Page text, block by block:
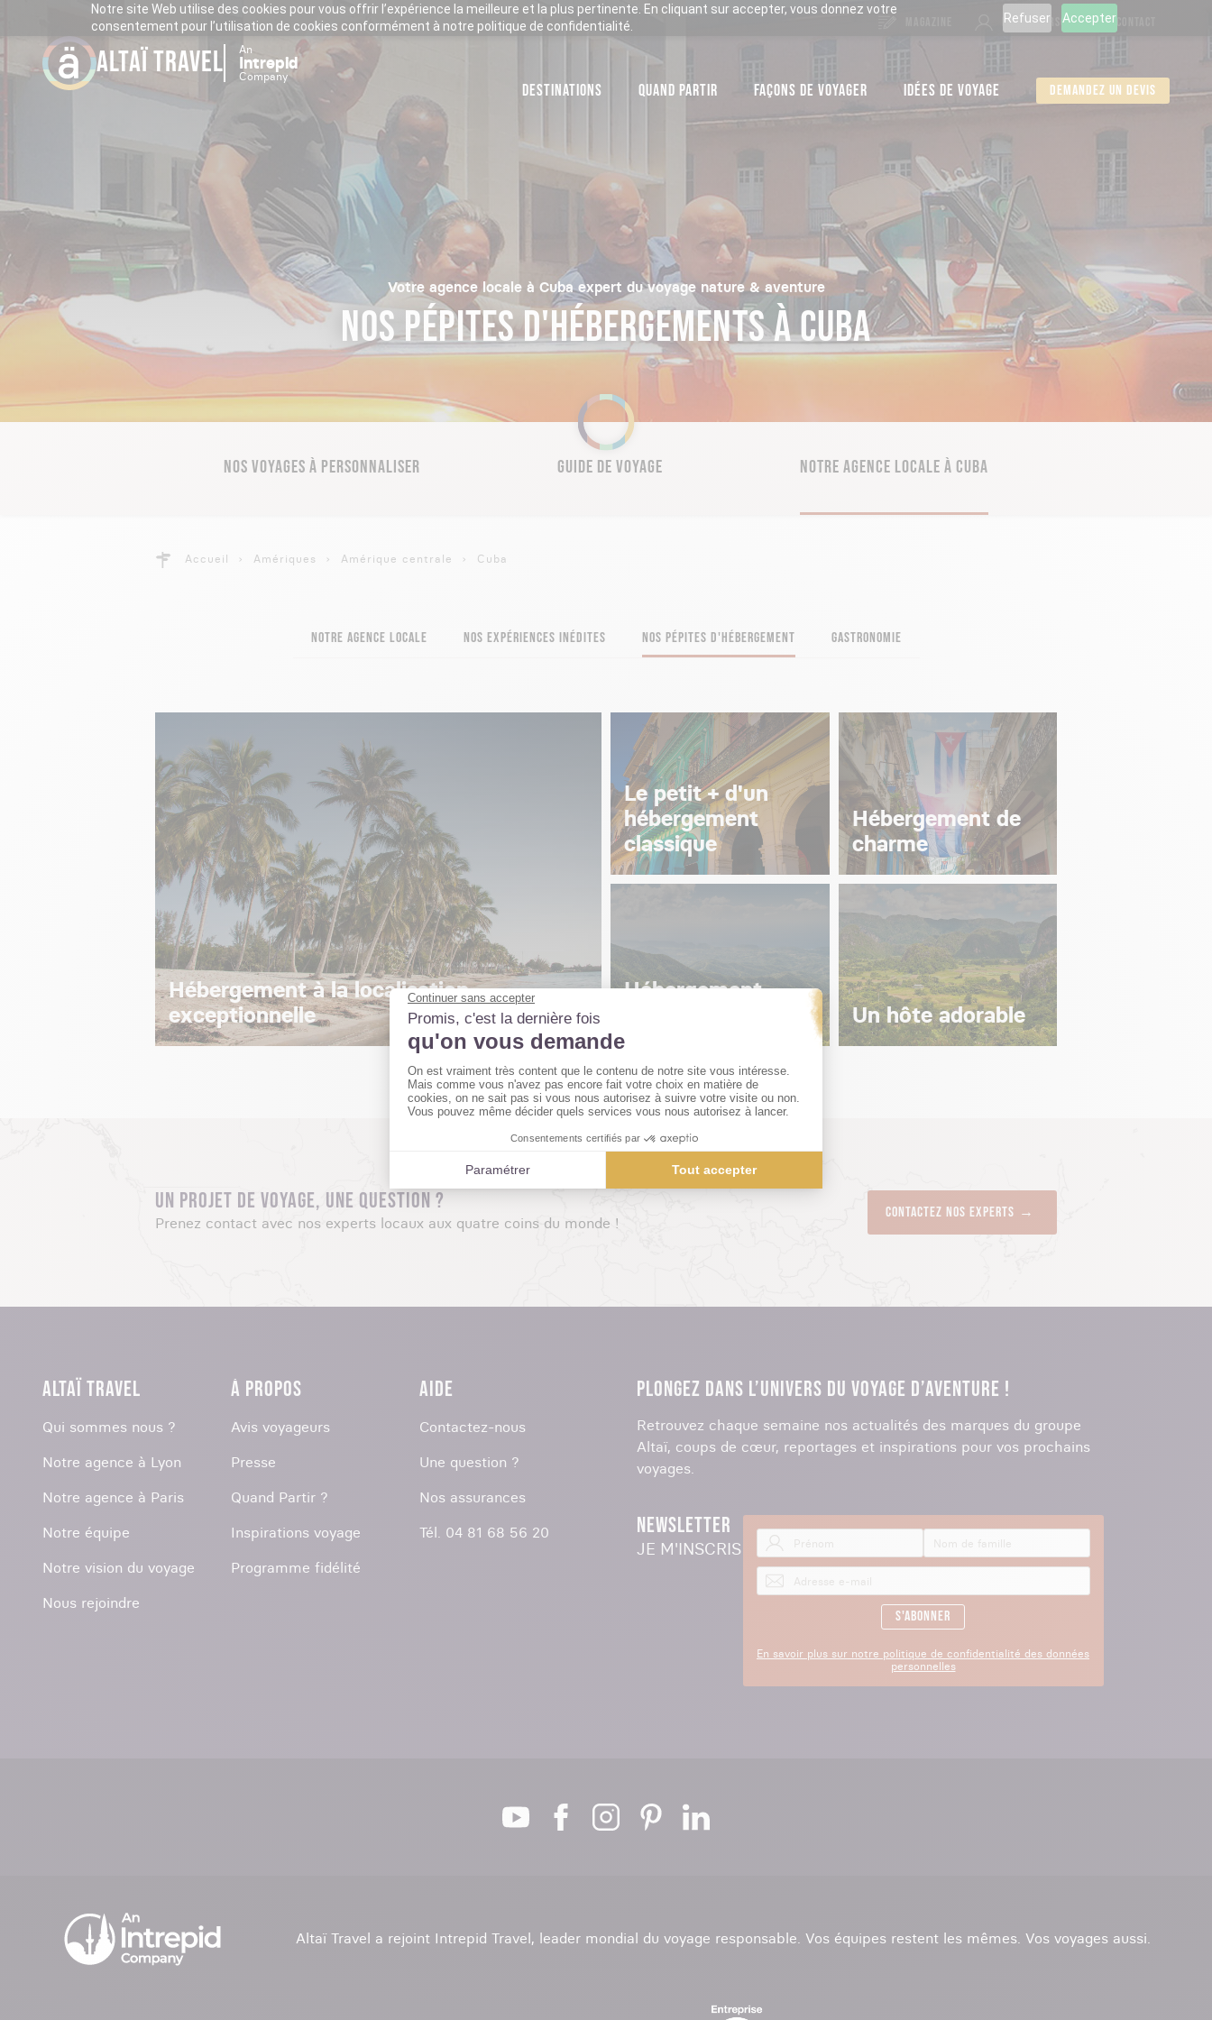
Notre site Web utilise des cookies pour vous offrir l’expérience la meilleure et la plus pertinente. En cliquant sur accepter, vous donnez votre
consentement pour l’utilisation de cookies conformément à notre politique de confidentialité.
Refuser Accepter
ALTAÏ TRAVEL An
Intrepid
Company
ESPACE PERSO
DESTINATIONS QUAND PARTIR FAÇONS DE VOYAGER IDÉES DE VOYAGE Demandez un devis
Votre agence locale à Cuba expert du voyage nature & aventure
NOS PÉPITES D'HÉBERGEMENTS À CUBA
NOS VOYAGES À PERSONNALISER GUIDE DE VOYAGE NOTRE AGENCE LOCALE À CUBA
Accueil Amériques Amérique centrale Cuba
NOTRE AGENCE LOCALE NOS EXPÉRIENCES INÉDITES NOS PÉPITES D'HÉBERGEMENT GASTRONOMIE
Hébergement à la localisation
exceptionnelle
Le petit + d'un
hébergement
classique
Hébergement de
charme
Hébergement
Un hôte adorable
UN PROJET DE VOYAGE, UNE QUESTION ?
Prenez contact avec nos experts locaux aux quatre coins du monde !
Contactez nos experts
ALTAÏ TRAVEL
Qui sommes nous ?
Notre agence à Lyon
Notre agence à Paris
Notre équipe
Notre vision du voyage
Nous rejoindre
À PROPOS
Avis voyageurs
Presse
Quand Partir ?
Inspirations voyage
Programme fidélité
AIDE
Contactez-nous
Une question ?
Nos assurances
Tél. 04 81 68 56 20
PLONGEZ DANS L’UNIVERS DU VOYAGE D’AVENTURE !
Retrouvez chaque semaine nos actualités des marques du groupe
Altaï, coups de cœur, reportages et inspirations pour vos prochains
voyages.
NEWSLETTER
JE M'INSCRIS
S'abonner
En savoir plus sur notre politique de confidentialité des données
personnelles
Altaï Travel a rejoint Intrepid Travel, leader mondial du voyage responsable. Vos équipes restent les mêmes. Vos voyages aussi.